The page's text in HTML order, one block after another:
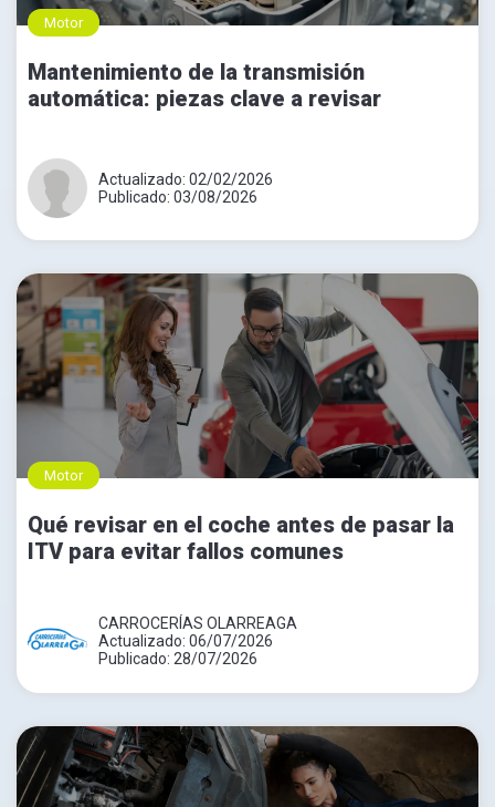
Motor
Mantenimiento de la transmisión
automática: piezas clave a revisar
Actualizado: 02/02/2026
Publicado: 03/08/2026
Motor
Qué revisar en el coche antes de pasar la
ITV para evitar fallos comunes
CARROCERÍAS OLARREAGA
Actualizado: 06/07/2026
Publicado: 28/07/2026